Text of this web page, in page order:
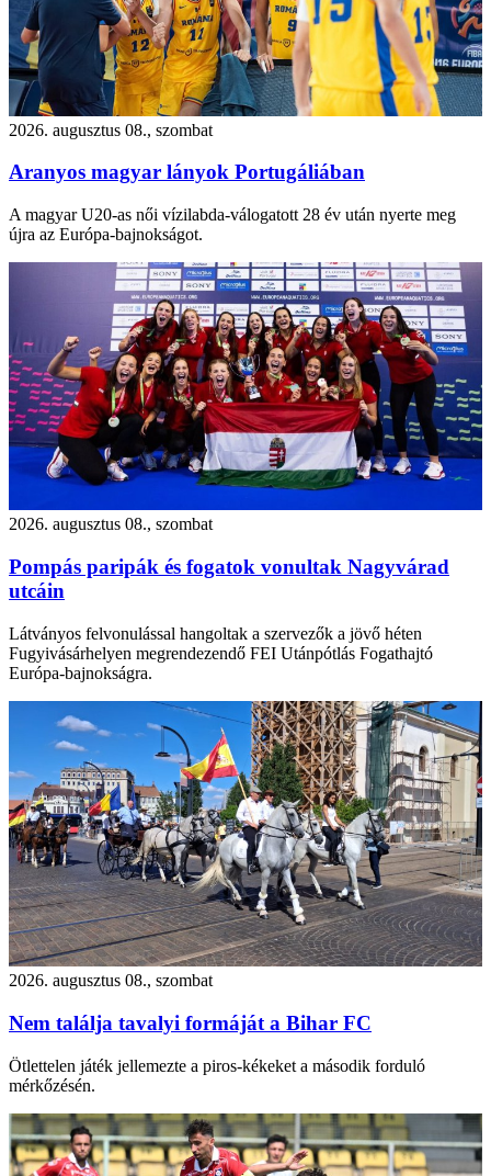
2026. augusztus 08., szombat
Aranyos magyar lányok Portugáliában
A magyar U20-as női vízilabda-válogatott 28 év után nyerte meg
újra az Európa-bajnokságot.
2026. augusztus 08., szombat
Pompás paripák és fogatok vonultak Nagyvárad
utcáin
Látványos felvonulással hangoltak a szervezők a jövő héten
Fugyivásárhelyen megrendezendő FEI Utánpótlás Fogathajtó
Európa-bajnokságra.
2026. augusztus 08., szombat
Nem találja tavalyi formáját a Bihar FC
Ötlettelen játék jellemezte a piros-kékeket a második forduló
mérkőzésén.